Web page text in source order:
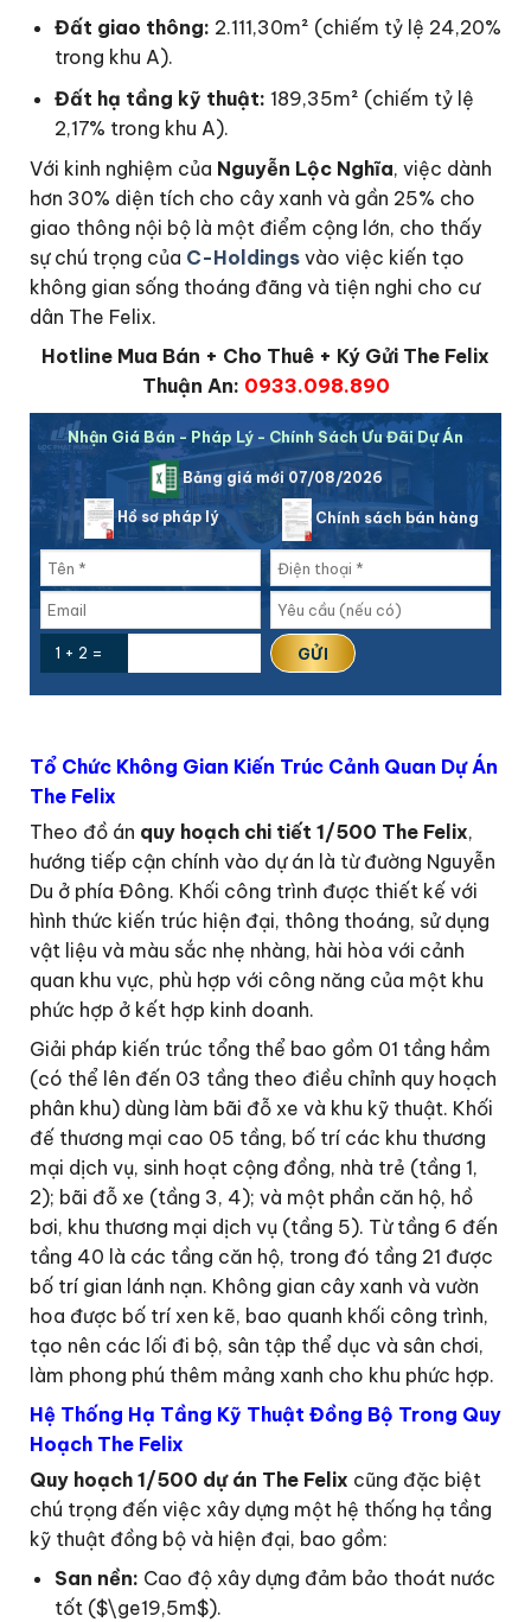
Đất giao thông: 2.111,30m² (chiếm tỷ lệ 24,20%
trong khu A).
Đất hạ tầng kỹ thuật: 189,35m² (chiếm tỷ lệ
2,17% trong khu A).
Với kinh nghiệm của Nguyễn Lộc Nghĩa, việc dành
hơn 30% diện tích cho cây xanh và gần 25% cho
giao thông nội bộ là một điểm cộng lớn, cho thấy
sự chú trọng của C-Holdings vào việc kiến tạo
không gian sống thoáng đãng và tiện nghi cho cư
dân The Felix.
Hotline Mua Bán + Cho Thuê + Ký Gửi The Felix
Thuận An: 0933.098.890
Nhận Giá Bán - Pháp Lý - Chính Sách Ưu Đãi Dự Án
Bảng giá mới 07/08/2026
Hồ sơ pháp lý Chính sách bán hàng
1 + 2 =
Tổ Chức Không Gian Kiến Trúc Cảnh Quan Dự Án
The Felix
Theo đồ án quy hoạch chi tiết 1/500 The Felix,
hướng tiếp cận chính vào dự án là từ đường Nguyễn
Du ở phía Đông. Khối công trình được thiết kế với
hình thức kiến trúc hiện đại, thông thoáng, sử dụng
vật liệu và màu sắc nhẹ nhàng, hài hòa với cảnh
quan khu vực, phù hợp với công năng của một khu
phức hợp ở kết hợp kinh doanh.
Giải pháp kiến trúc tổng thể bao gồm 01 tầng hầm
(có thể lên đến 03 tầng theo điều chỉnh quy hoạch
phân khu) dùng làm bãi đỗ xe và khu kỹ thuật. Khối
đế thương mại cao 05 tầng, bố trí các khu thương
mại dịch vụ, sinh hoạt cộng đồng, nhà trẻ (tầng 1,
2); bãi đỗ xe (tầng 3, 4); và một phần căn hộ, hồ
bơi, khu thương mại dịch vụ (tầng 5). Từ tầng 6 đến
tầng 40 là các tầng căn hộ, trong đó tầng 21 được
bố trí gian lánh nạn. Không gian cây xanh và vườn
hoa được bố trí xen kẽ, bao quanh khối công trình,
tạo nên các lối đi bộ, sân tập thể dục và sân chơi,
làm phong phú thêm mảng xanh cho khu phức hợp.
Hệ Thống Hạ Tầng Kỹ Thuật Đồng Bộ Trong Quy
Hoạch The Felix
Quy hoạch 1/500 dự án The Felix cũng đặc biệt
chú trọng đến việc xây dựng một hệ thống hạ tầng
kỹ thuật đồng bộ và hiện đại, bao gồm:
San nền: Cao độ xây dựng đảm bảo thoát nước
tốt ($\ge19,5m$).